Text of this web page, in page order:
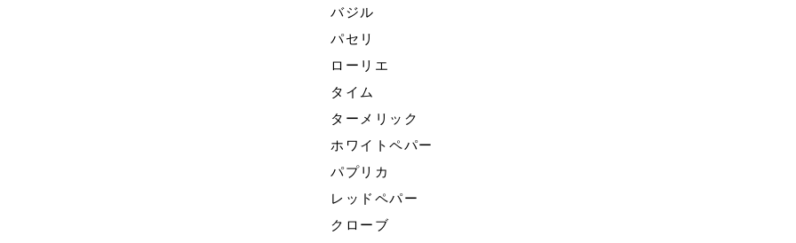
バジル
パセリ
ローリエ
タイム
ターメリック
ホワイトペパー
パプリカ
レッドペパー
クローブ